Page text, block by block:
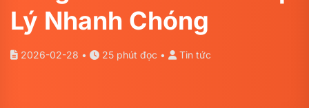
Lý Nhanh Chóng
2026-02-28 • 25 phút đọc • Tin tức